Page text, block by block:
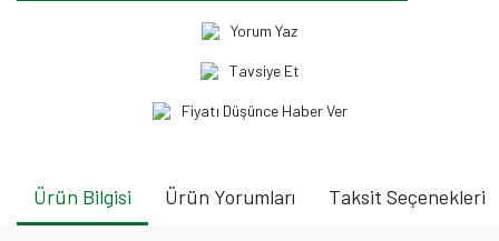
Yorum Yaz
Tavsiye Et
Fiyatı Düşünce Haber Ver
Ürün Bilgisi Ürün Yorumları Taksit Seçenekleri